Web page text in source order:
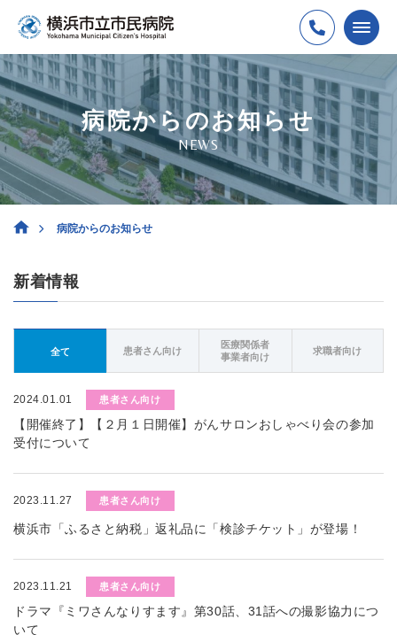
病院からのお知らせ
NEWS
病院からのお知らせ
新着情報
全て 患者さん向け
医療関係者
事業者向け
求職者向け
2024.01.01 患者さん向け
【開催終了】【２月１日開催】がんサロンおしゃべり会の参加
受付について
2023.11.27 患者さん向け
横浜市「ふるさと納税」返礼品に「検診チケット」が登場！
2023.11.21 患者さん向け
ドラマ『ミワさんなりすます』第30話、31話への撮影協力につ
いて